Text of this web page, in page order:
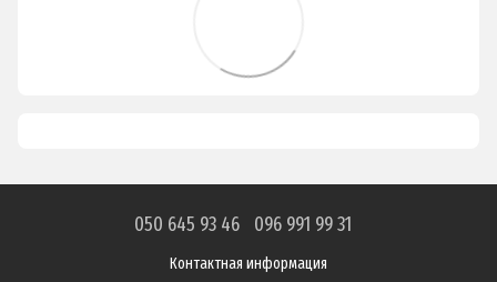
050 645 93 46 096 991 99 31
Контактная информация